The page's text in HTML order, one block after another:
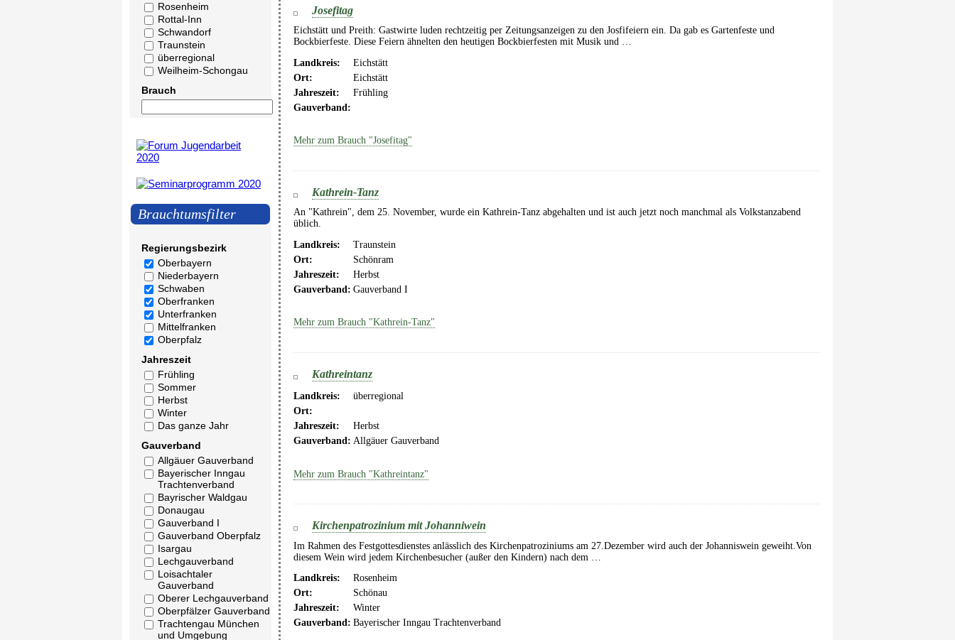
Rosenheim
Rottal-Inn
Schwandorf
Traunstein
überregional
Weilheim-Schongau
Brauch
Brauchtumsfilter
Regierungsbezirk
Oberbayern
Niederbayern
Schwaben
Oberfranken
Unterfranken
Mittelfranken
Oberpfalz
Jahreszeit
Frühling
Sommer
Herbst
Winter
Das ganze Jahr
Gauverband
Allgäuer Gauverband
Bayerischer Inngau
Trachtenverband
Bayrischer Waldgau
Donaugau
Gauverband I
Gauverband Oberpfalz
Isargau
Lechgauverband
Loisachtaler
Gauverband
Oberer Lechgauverband
Oberpfälzer Gauverband
Trachtengau München
und Umgebung
Josefitag
Eichstätt und Preith: Gastwirte luden rechtzeitig per Zeitungsanzeigen zu den Josfifeiern ein. Da gab es Gartenfeste und
Bockbierfeste. Diese Feiern ähnelten den heutigen Bockbierfesten mit Musik und …
Landkreis:
Eichstätt
Ort:
Eichstätt
Jahreszeit:
Frühling
Gauverband:
Mehr zum Brauch "Josefitag"
Kathrein-Tanz
An "Kathrein", dem 25. November, wurde ein Kathrein-Tanz abgehalten und ist auch jetzt noch manchmal als Volkstanzabend
üblich.
Landkreis:
Traunstein
Ort:
Schönram
Jahreszeit:
Herbst
Gauverband: Gauverband I
Mehr zum Brauch "Kathrein-Tanz"
Kathreintanz
Landkreis:
überregional
Ort:
Jahreszeit:
Herbst
Gauverband: Allgäuer Gauverband
Mehr zum Brauch "Kathreintanz"
Kirchenpatrozinium mit Johanniwein
Im Rahmen des Festgottesdienstes anlässlich des Kirchenpatroziniums am 27.Dezember wird auch der Johanniswein geweiht.Von
diesem Wein wird jedem Kirchenbesucher (außer den Kindern) nach dem …
Landkreis:
Rosenheim
Ort:
Schönau
Jahreszeit:
Winter
Gauverband: Bayerischer Inngau Trachtenverband